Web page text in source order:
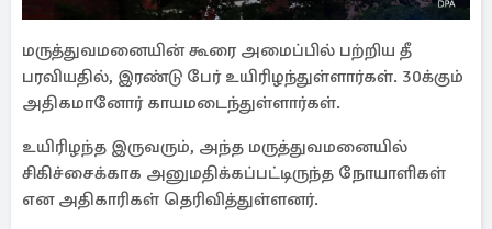
மருத்துவமனையின் கூரை அமைப்பில் பற்றிய தீ
பரவியதில், இரண்டு பேர் உயிரிழந்துள்ளார்கள். 30க்கும்
அதிகமானோர் காயமடைந்துள்ளார்கள்.
உயிரிழந்த இருவரும், அந்த மருத்துவமனையில்
சிகிச்சைக்காக அனுமதிக்கப்பட்டிருந்த நோயாளிகள்
என அதிகாரிகள் தெரிவித்துள்ளனர்.